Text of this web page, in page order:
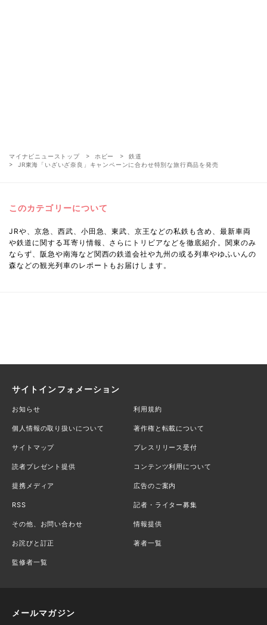
マイナビニューストップ ホビー
鉄道
JR東海「いざいざ奈良」キャンペーンに合わせ特別な旅行商品を発売
このカテゴリーについて
JRや、京急、西武、小田急、東武、京王などの私鉄も含め、最新車両
や鉄道に関する耳寄り情報、さらにトリビアなどを徹底紹介。関東のみ
ならず、阪急や南海など関西の鉄道会社や九州の或る列車やゆふいんの
森などの観光列車のレポートもお届けします。
サイトインフォメーション
お知らせ 利用規約
個人情報の取り扱いについて 著作権と転載について
サイトマップ プレスリリース受付
読者プレゼント提供 コンテンツ利用について
提携メディア 広告のご案内
RSS 記者・ライター募集
その他、お問い合わせ 情報提供
お詫びと訂正 著者一覧
監修者一覧
メールマガジン